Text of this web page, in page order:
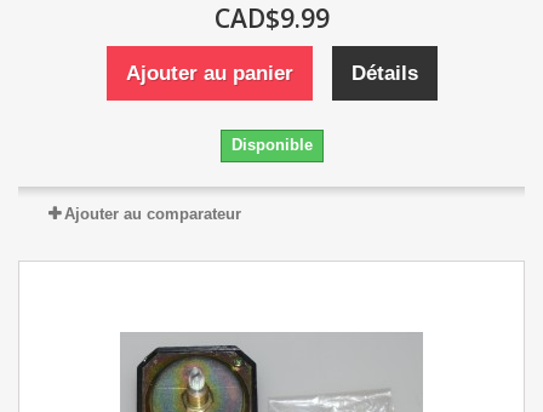
CAD$9.99
Ajouter au panier Détails
Disponible
Ajouter au comparateur